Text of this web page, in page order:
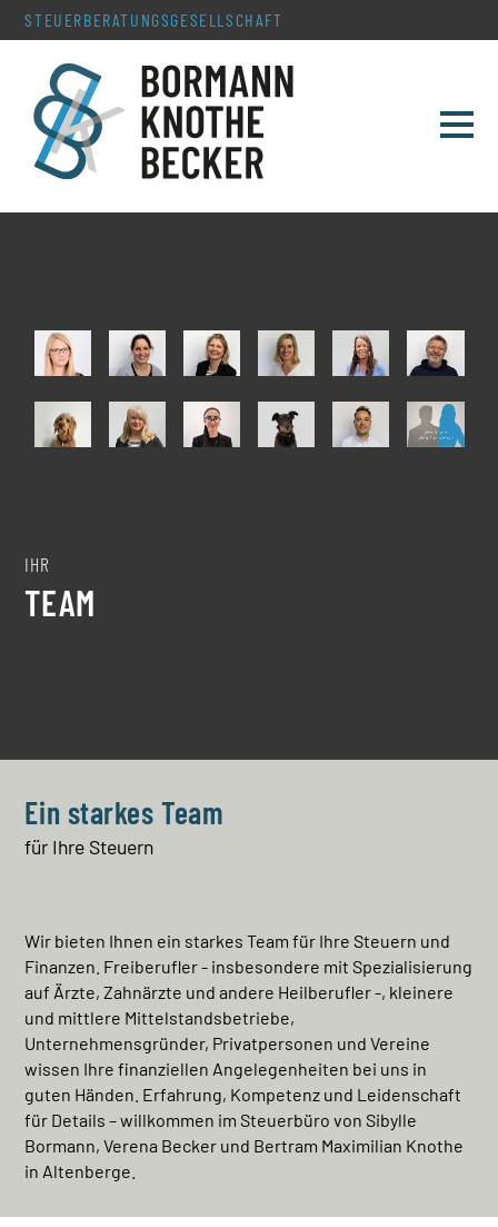
STEUERBERATUNGS­GESELLSCHAFT
KONTAKT
KARRIERE
IHR
TEAM
Ein starkes Team
für Ihre Steuern
Wir bieten Ihnen ein starkes Team für Ihre Steuern und
Finanzen. Freiberufler - insbesondere mit Spezialisierung
auf Ärzte, Zahnärzte und andere Heilberufler -, kleinere
und mittlere Mittelstandsbetriebe,
Unternehmensgründer, Privatpersonen und Vereine
wissen Ihre finanziellen Angelegenheiten bei uns in
guten Händen. Erfahrung, Kompetenz und Leidenschaft
für Details – willkommen im Steuerbüro von Sibylle
Bormann, Verena Becker und Bertram Maximilian Knothe
in Altenberge.